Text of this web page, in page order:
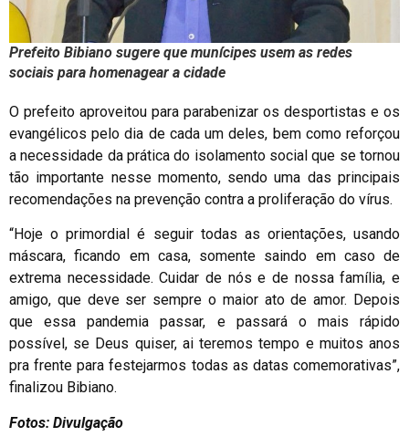
Prefeito Bibiano sugere que munícipes usem as redes
sociais para homenagear a cidade
O prefeito aproveitou para parabenizar os desportistas e os
evangélicos pelo dia de cada um deles, bem como reforçou
a necessidade da prática do isolamento social que se tornou
tão importante nesse momento, sendo uma das principais
recomendações na prevenção contra a proliferação do vírus.
“Hoje o primordial é seguir todas as orientações, usando
máscara, ficando em casa, somente saindo em caso de
extrema necessidade. Cuidar de nós e de nossa família, e
amigo, que deve ser sempre o maior ato de amor. Depois
que essa pandemia passar, e passará o mais rápido
possível, se Deus quiser, ai teremos tempo e muitos anos
pra frente para festejarmos todas as datas comemorativas”,
finalizou Bibiano.
Fotos: Divulgação